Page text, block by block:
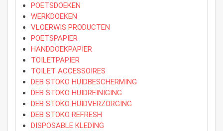
POETSDOEKEN
WERKDOEKEN
VLOERWIS PRODUCTEN
POETSPAPIER
HANDDOEKPAPIER
TOILETPAPIER
TOILET ACCESSOIRES
DEB STOKO HUIDBESCHERMING
DEB STOKO HUIDREINIGING
DEB STOKO HUIDVERZORGING
DEB STOKO REFRESH
DISPOSABLE KLEDING